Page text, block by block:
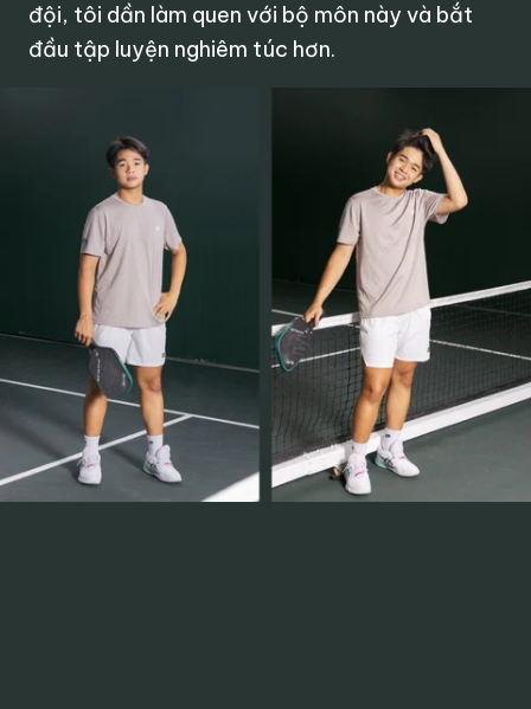
đội, tôi dần làm quen với bộ môn này và bắt
đầu tập luyện nghiêm túc hơn.